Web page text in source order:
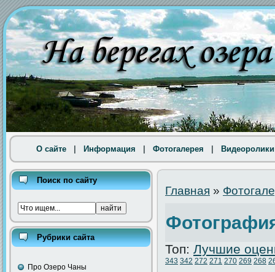
О сайте Информация Фотогалерея Видеоролики
Поиск по сайту
Рубрики сайта
Про Озеро Чаны
Главная »
Топ: Лучшие
343 342 272 271 270 269 268